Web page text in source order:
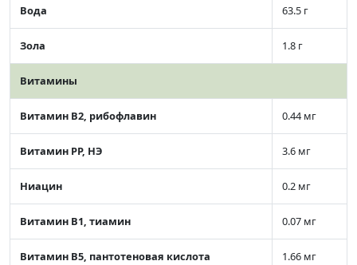
Вода 63.5 г
Зола 1.8 г
Витамины
Витамин В2, рибофлавин 0.44 мг
Витамин РР, НЭ 3.6 мг
Ниацин 0.2 мг
Витамин В1, тиамин 0.07 мг
Витамин В5, пантотеновая кислота 1.66 мг